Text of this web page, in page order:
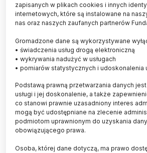
zapisanych w plikach cookies i innych
internetowych, które są instalowane na
nas oraz naszych zaufanych partnerów
Gromadzone dane są wykorzystywane
• świadczenia usług drogą elektroniczną
• wykrywania nadużyć w usługach
• pomiarów statystycznych i udoskonalenia
Podstawą prawną przetwarzania danych
usługi i jej doskonalenie, a także
co stanowi prawnie uzasadniony interes
mogą być udostępniane na zlecenie
podmiotom uprawnionym do uzyskania
obowiązującego prawa.
Osoba, której dane dotyczą, ma prawo